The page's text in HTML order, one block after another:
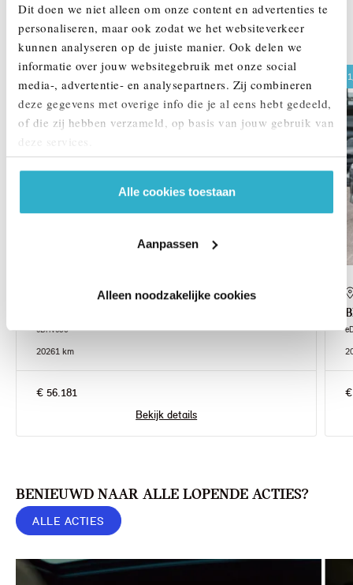
Dit doen we niet alleen om onze content en advertenties te
personaliseren, maar ook zodat we het websiteverkeer
kunnen analyseren op de juiste manier. Ook delen we
informatie over jouw websitegebruik met onze social
media-, advertentie- en analysepartners. Zij combineren
deze gegevens met overige info die je al eens hebt gedeeld,
of die zij hebben verzameld, op basis van jouw gebruik van
deze services.
Alle cookies toestaan
Aanpassen
Alleen noodzakelijke cookies
DEZE ZIJN VERGELIJKBAAR
1,99% renteactie
eDrive35
20261 km
€ 56.181
Bekijk details
BENIEUWD NAAR ALLE LOPENDE ACTIES?
ALLE ACTIES